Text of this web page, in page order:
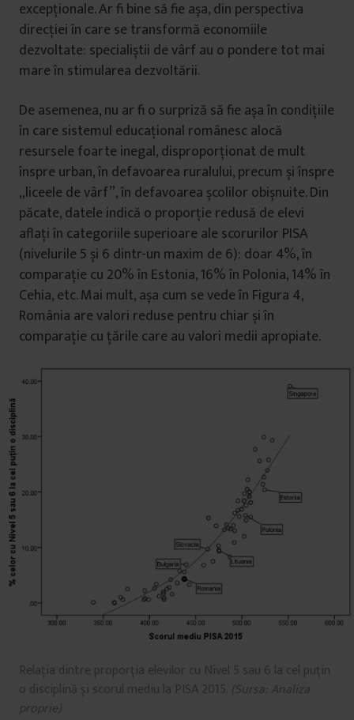
excepționale. Ar fi bine să fie așa, din perspectiva
direcției în care se transformă economiile
dezvoltate: specialiștii de vârf au o pondere tot mai
mare în stimularea dezvoltării.
De asemenea, nu ar fi o surpriză să fie așa în condițiile
în care sistemul educațional românesc alocă
resursele foarte inegal, disproporționat de mult
înspre urban, în defavoarea ruralului, precum și înspre
„liceele de vârf”, în defavoarea școlilor obișnuite. Din
păcate, datele indică o proporție redusă de elevi
aflați în categoriile superioare ale scorurilor PISA
(nivelurile 5 și 6 dintr-un maxim de 6): doar 4%, în
comparație cu 20% în Estonia, 16% în Polonia, 14% în
Cehia, etc. Mai mult, așa cum se vede în Figura 4,
România are valori reduse pentru chiar și în
comparație cu țările care au valori medii apropiate.
Relația dintre proporția elevilor cu Nivel 5 sau 6 la cel puțin
o disciplină și scorul mediu la PISA 2015. (Sursa: Analiza
proprie)